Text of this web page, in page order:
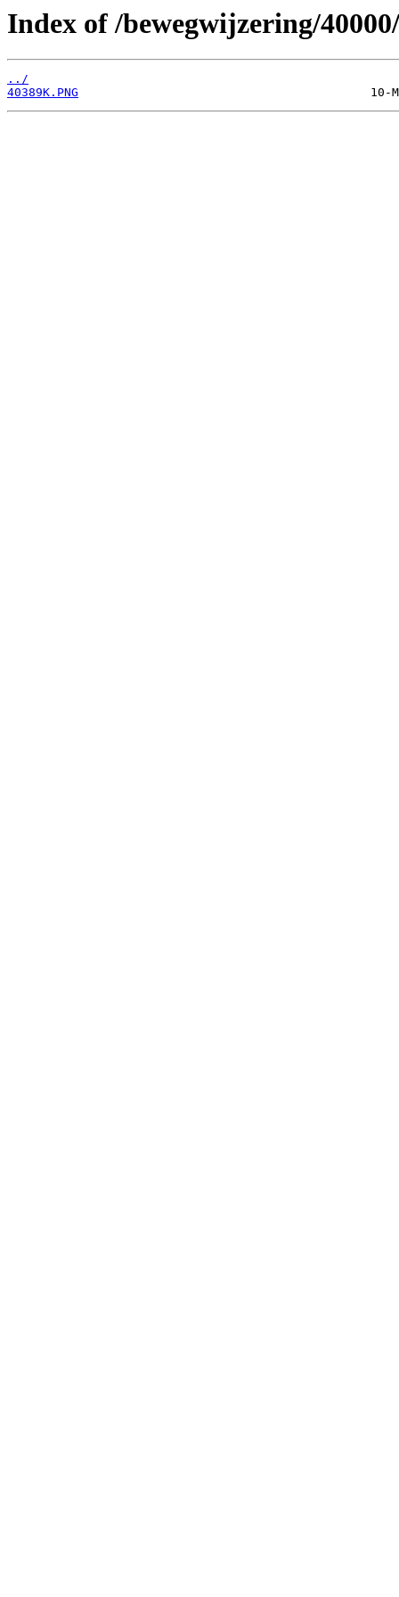
Index of /bewegwijzering/
../
40389K.PNG